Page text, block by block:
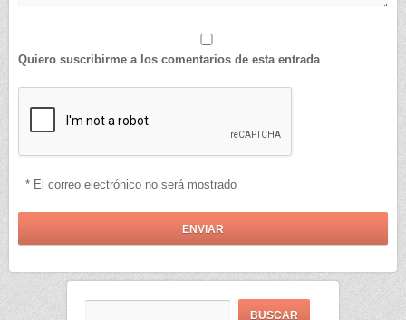
Quiero suscribirme a los comentarios de esta entrada
* El correo electrónico no será mostrado